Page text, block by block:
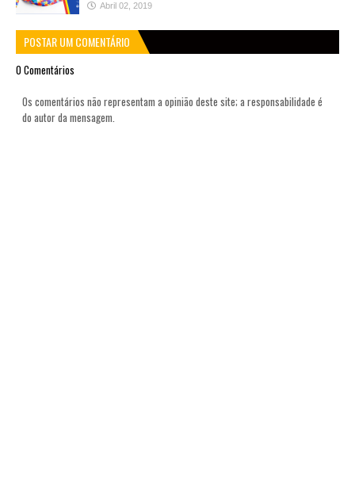
Abril 02, 2019
POSTAR UM COMENTÁRIO
0 Comentários
Os comentários não representam a opinião deste site; a responsabilidade é
do autor da mensagem.